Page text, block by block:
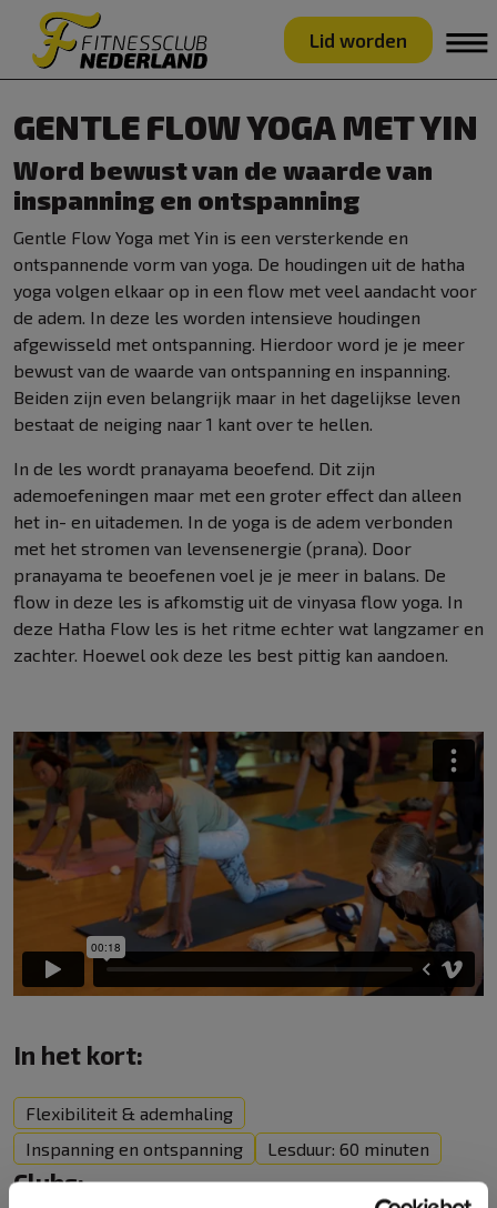
Lid worden
GENTLE FLOW YOGA MET YIN
Word bewust van de waarde van
inspanning en ontspanning
Gentle Flow Yoga met Yin is een versterkende en
ontspannende vorm van yoga. De houdingen uit de hatha
yoga volgen elkaar op in een flow met veel aandacht voor
de adem. In deze les worden intensieve houdingen
afgewisseld met ontspanning. Hierdoor word je je meer
bewust van de waarde van ontspanning en inspanning.
Beiden zijn even belangrijk maar in het dagelijkse leven
bestaat de neiging naar 1 kant over te hellen.
In de les wordt pranayama beoefend. Dit zijn
ademoefeningen maar met een groter effect dan alleen
het in- en uitademen. In de yoga is de adem verbonden
met het stromen van levensenergie (prana). Door
pranayama te beoefenen voel je je meer in balans. De
flow in deze les is afkomstig uit de vinyasa flow yoga. In
deze Hatha Flow les is het ritme echter wat langzamer en
zachter. Hoewel ook deze les best pittig kan aandoen.
In het kort:
Flexibiliteit & ademhaling
Inspanning en ontspanning
Lesduur: 60 minuten
Clubs: